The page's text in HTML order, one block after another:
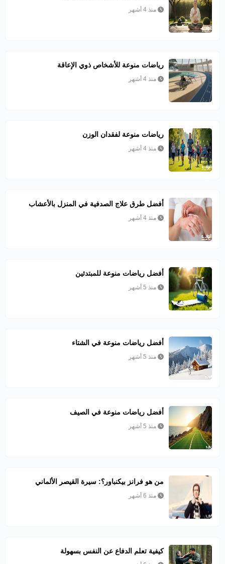
منذ 4 أشهر
رياضات منوعة للأشخاص ذوي الإعاقة
منذ 4 أشهر
رياضات منوعة لفقدان الوزن
منذ 4 أشهر
أفضل طرق علاج الصدفية في المنزل بالأعشاب
منذ 4 أشهر
أفضل رياضات منوعة للمبتدئين
منذ 5 أشهر
أفضل رياضات منوعة في الشتاء
منذ 5 أشهر
أفضل رياضات منوعة في الصيف
منذ 5 أشهر
من هو فرانز بيكنباور؟: سيرة القيصر الألماني
منذ 6 أشهر
كيفية تعلم الدفاع عن النفس بسهولة